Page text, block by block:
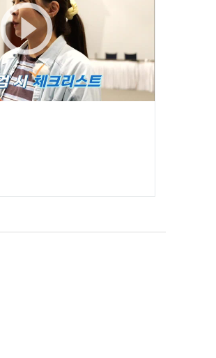
play_circle_outline